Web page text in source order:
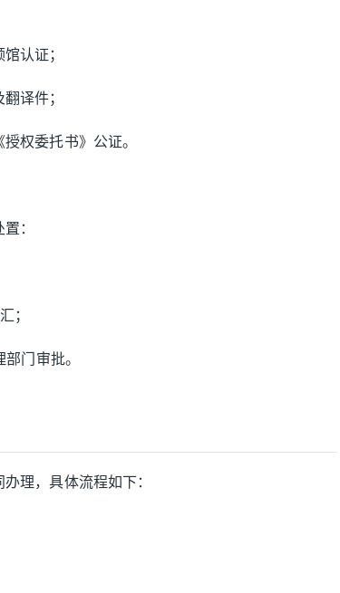
认证；
译件；
权委托书》公证。
：
；
门审批。
理，具体流程如下：